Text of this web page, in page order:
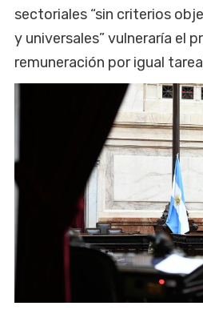
sectoriales “sin criterios
y universales” vulneraría el
remuneración por igual